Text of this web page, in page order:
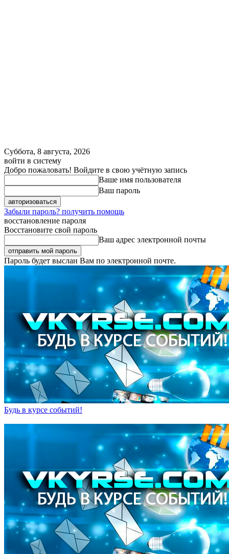
Суббота, 8 августа, 2026
войти в систему
Добро пожаловать! Войдите в свою учётную запись
Ваше имя пользователя
Ваш пароль
Забыли пароль? получить помощь
восстановление пароля
Восстановите свой пароль
Ваш адрес электронной почты
Пароль будет выслан Вам по электронной почте.
Будь в курсе событий!